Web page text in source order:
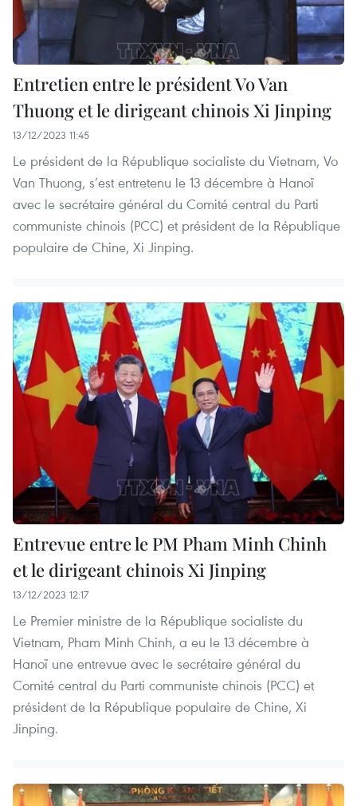
Entretien entre le président Vo Van
Thuong et le dirigeant chinois Xi Jinping
13/12/2023 11:45
Le président de la République socialiste du Vietnam, Vo
Van Thuong, s’est entretenu le 13 décembre à Hanoï
avec le secrétaire général du Comité central du Parti
communiste chinois (PCC) et président de la République
populaire de Chine, Xi Jinping.
Entrevue entre le PM Pham Minh Chinh
et le dirigeant chinois Xi Jinping
13/12/2023 12:17
Le Premier ministre de la République socialiste du
Vietnam, Pham Minh Chinh, a eu le 13 décembre à
Hanoï une entrevue avec le secrétaire général du
Comité central du Parti communiste chinois (PCC) et
président de la République populaire de Chine, Xi
Jinping.